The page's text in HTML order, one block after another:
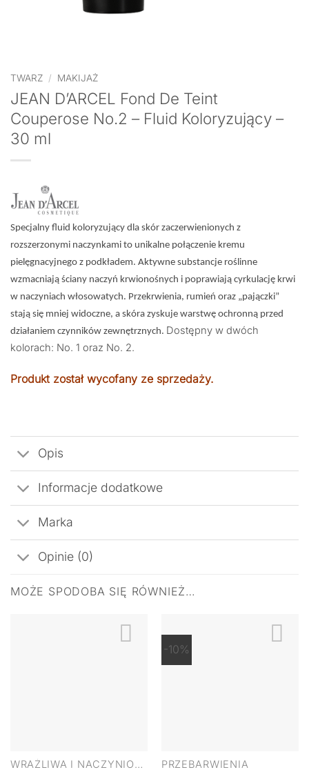
TWARZ / MAKIJAŻ
JEAN D’ARCEL Fond De Teint
Couperose No.2 – Fluid Koloryzujący –
30 ml
Specjalny fluid koloryzujący dla skór zaczerwienionych z
rozszerzonymi naczynkami to unikalne połączenie kremu
pielęgnacyjnego z podkładem. Aktywne substancje roślinne
wzmacniają ściany naczyń krwionośnych i poprawiają cyrkulację krwi
w naczyniach włosowatych. Przekrwienia, rumień oraz „pajączki”
stają się mniej widoczne, a skóra zyskuje warstwę ochronną przed
działaniem czynników zewnętrznych. Dostępny w dwóch
kolorach: No. 1 oraz No. 2.
Produkt został wycofany ze sprzedaży.
Opis
Informacje dodatkowe
Marka
Opinie (0)
MOŻE SPODOBA SIĘ RÓWNIEŻ…
WRAŻLIWA I NACZYNIOWA
-10%
PRZEBARWIENIA